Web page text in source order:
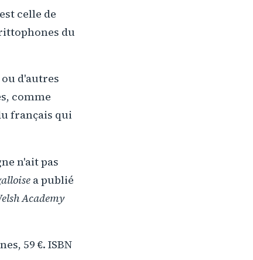
celle de
du
d'autres
comme
français qui
n'ait pas
a publié
Academy
59 €. ISBN